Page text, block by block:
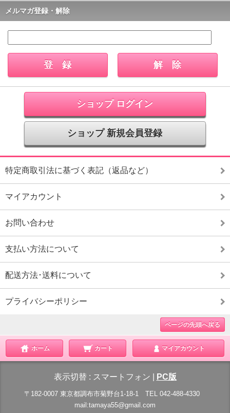
メルマガ登録・解除
ショップ ログイン
ショップ 新規会員登録
特定商取引法に基づく表記（返品など）
マイアカウント
お問い合わせ
支払い方法について
配送方法･送料について
プライバシーポリシー
ページの先頭へ戻る
ホーム カート マイアカウント
表示切替 : スマートフォン PC版
〒182-0007 東京都調布市菊野台1-18-1 TEL 042-488-4330
mail:tamaya55@gmail.com